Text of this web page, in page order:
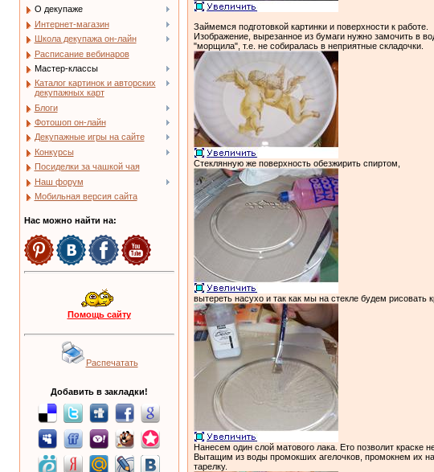
О декупаже
Интернет-магазин
Школа декупажа он-лайн
Расписание вебинаров
Мастер-классы
Каталог картинок и авторских
декупажных карт
Блоги
Фотошоп он-лайн
Декупажные игры на сайте
Конкурсы
Посиделки за чашкой чая
Наш форум
Мобильная версия сайта
Нас можно найти на:
Помощь сайту
Распечатать
Добавить в закладки!
Займемся подготовкой картинки и поверхности к работе.
Изображение, вырезанное из бумаги нужно замочить в
"морщила", т.е. не собиралась в неприятные складочки.
Стеклянную же поверхность обезжирить спиртом,
вытереть насухо и так как мы на стекле будем рисовать
Нанесем один слой матового лака. Ето позволит краске
Вытащим из воды промокших агелочков, промокнем их
тарелку.